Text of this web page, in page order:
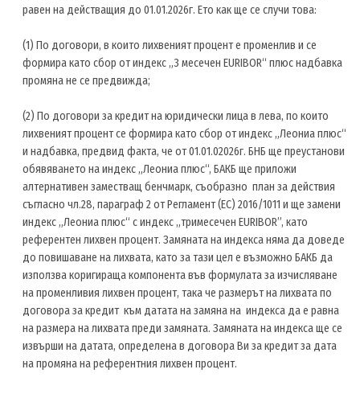
равен на действащия до 01.01.2026г. Ето как ще се случи това:
(1) По договори, в които лихвеният процент е променлив и се
формира като сбор от индекс „3 месечен EURIBOR“ плюс надбавка
промяна не се предвижда;
(2) По договори за кредит на юридически лица в лева, по които
лихвеният процент се формира като сбор от индекс „Леониа плюс“
и надбавка, предвид факта, че от 01.01.02026г. БНБ ще преустанови
обявяването на индекс „Леониа плюс“, БАКБ ще приложи
алтернативен заместващ бенчмарк, съобразно план за действия
съгласно чл.28, параграф 2 от Регламент (ЕС) 2016/1011 и ще замени
индекс „Леониа плюс“ с индекс „тримесечен EURIBOR”, като
референтен лихвен процент. Замяната на индекса няма да доведе
до повишаване на лихвата, като за тази цел е възможно БАКБ да
използва коригираща компонента във формулата за изчисляване
на променливия лихвен процент, така че размерът на лихвата по
договора за кредит към датата на замяна на индекса да е равна
на размера на лихвата преди замяната. Замяната на индекса ще се
извърши на датата, определена в договора Ви за кредит за дата
на промяна на референтния лихвен процент.